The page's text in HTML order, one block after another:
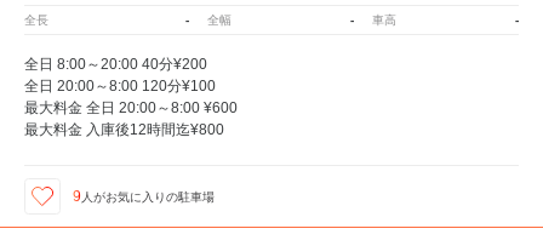
全長 - 全幅 - 車高 -
全日 8:00～20:00 40分¥200
全日 20:00～8:00 120分¥100
最大料金 全日 20:00～8:00 ¥600
最大料金 入庫後12時間迄¥800
9 人がお気に入りの駐車場